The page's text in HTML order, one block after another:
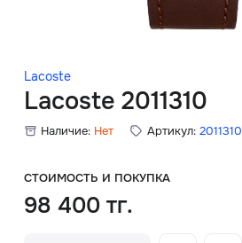
Lacoste
Lacoste 2011310
Наличие: Нет Артикул: 2011310
СТОИМОСТЬ И ПОКУПКА
98 400 тг.
Скидки
Главная
О нас